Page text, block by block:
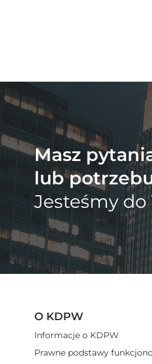
Masz
lub
Jesteśmy do
O KDPW
Informacje o KDPW
Prawne podstawy